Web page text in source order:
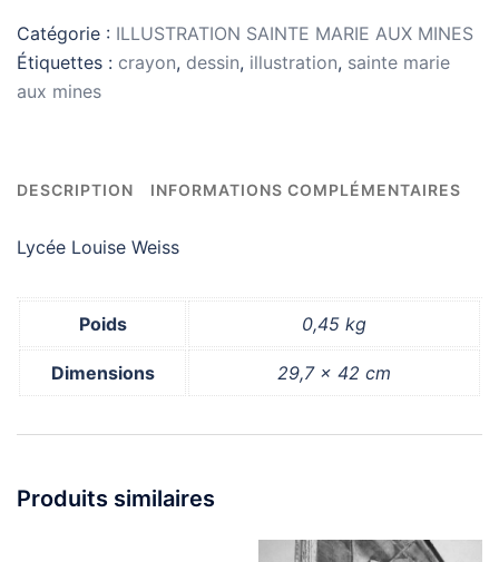
Catégorie : ILLUSTRATION SAINTE MARIE AUX MINES
Étiquettes : crayon, dessin, illustration, sainte marie
aux mines
DESCRIPTION INFORMATIONS COMPLÉMENTAIRES
Lycée Louise Weiss
Poids 0,45 kg
Dimensions 29,7 × 42 cm
Produits similaires